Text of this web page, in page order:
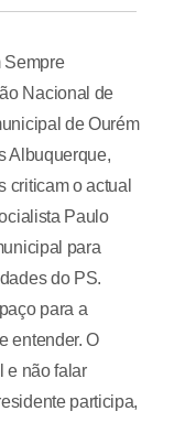
Sempre
Nacional de
de Ourém
Albuquerque,
criticam o actual
Paulo
para
do PS.
para a
entender. O
e não falar
participa,